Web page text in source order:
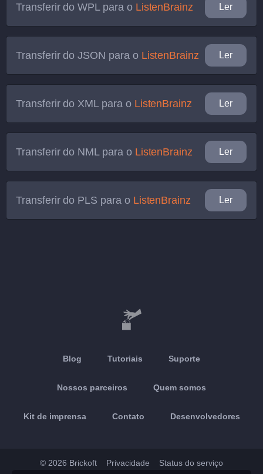
Transferir doWPL para o ListenBrainz Ler
Transferir doJSON para o ListenBrainz Ler
Transferir do XML para o ListenBrainz Ler
Transferir do NML para o ListenBrainz Ler
Transferir do PLS para o ListenBrainz Ler
Blog Tutoriais Suporte
Nossos parceiros Quem somos
Kit de imprensa Contato Desenvolvedores
© 2026 Brickoft Privacidade Status do serviço